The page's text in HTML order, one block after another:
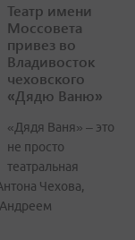
Театр имени
Моссовета
привез во
Владивосток
чеховского
«Дядю Ваню»
«Дядя Ваня» – это
не просто
театральная
Чехова,